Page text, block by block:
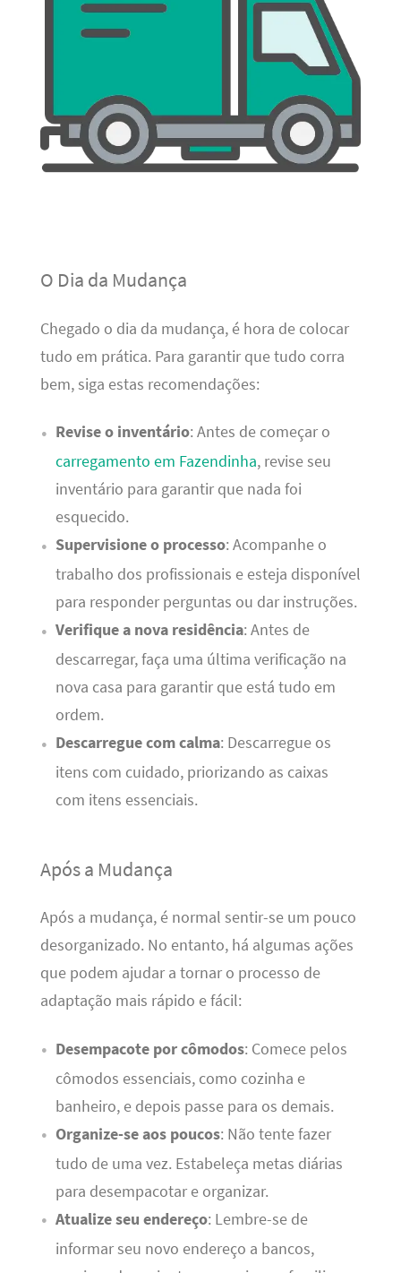
O Dia da Mudança
Chegado o dia da mudança, é hora de colocar
tudo em prática. Para garantir que tudo corra
bem, siga estas recomendações:
Revise o inventário: Antes de começar o
carregamento em Fazendinha, revise seu
inventário para garantir que nada foi
esquecido.
Supervisione o processo: Acompanhe o
trabalho dos profissionais e esteja disponível
para responder perguntas ou dar instruções.
Verifique a nova residência: Antes de
descarregar, faça uma última verificação na
nova casa para garantir que está tudo em
ordem.
Descarregue com calma: Descarregue os
itens com cuidado, priorizando as caixas
com itens essenciais.
Após a Mudança
Após a mudança, é normal sentir-se um pouco
desorganizado. No entanto, há algumas ações
que podem ajudar a tornar o processo de
adaptação mais rápido e fácil:
Desempacote por cômodos: Comece pelos
cômodos essenciais, como cozinha e
banheiro, e depois passe para os demais.
Organize-se aos poucos: Não tente fazer
tudo de uma vez. Estabeleça metas diárias
para desempacotar e organizar.
Atualize seu endereço: Lembre-se de
informar seu novo endereço a bancos,